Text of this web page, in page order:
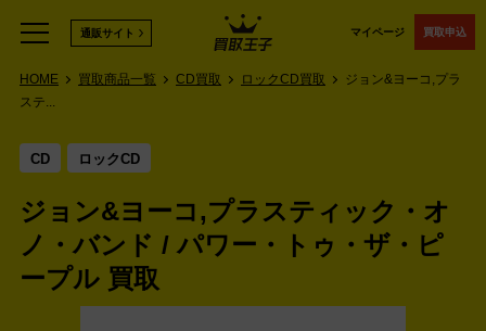
マイページ 買取申込
通販サイト
HOME 買取商品一覧 CD買取 ロックCD買取
ジョン&ヨーコ,プラ
ステ...
CD ロックCD
ジョン&ヨーコ,プラスティック・オ
ノ・バンド / パワー・トゥ・ザ・ピ
ープル 買取